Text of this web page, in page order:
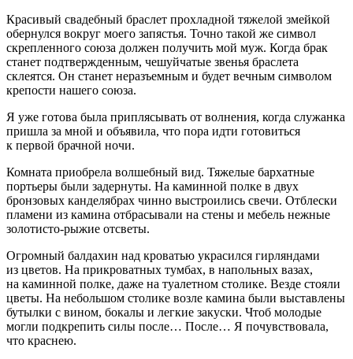
Красивый свадебный браслет прохладной тяжелой змейкой
обернулся вокруг моего запястья. Точно такой же символ
скрепленного союза должен получить мой муж. Когда брак
станет подтвержденным, чешуйчатые звенья браслета
склеятся. Он станет неразъемным и будет вечным символом
крепости нашего союза.
Я уже готова была приплясывать от волнения, когда служанка
пришла за мной и объявила, что пора идти готовиться
к первой брачной ночи.
Комната приобрела волшебный вид. Тяжелые бархатные
портьеры были задернуты. На каминной полке в двух
бронзовых канделябрах чинно выстроились свечи. Отблески
пламени из камина отбрасывали на стены и мебель нежные
золотисто-рыжие отсветы.
Огромный балдахин над кроватью украсился гирляндами
из цветов. На прикроватных тумбах, в напольных вазах,
на каминной полке, даже на туалетном столике. Везде стояли
цветы. На небольшом столике возле камина были выставлены
бутылки с вином, бокалы и легкие закуски. Чтоб молодые
могли подкрепить силы после… После… Я почувствовала,
что краснею.